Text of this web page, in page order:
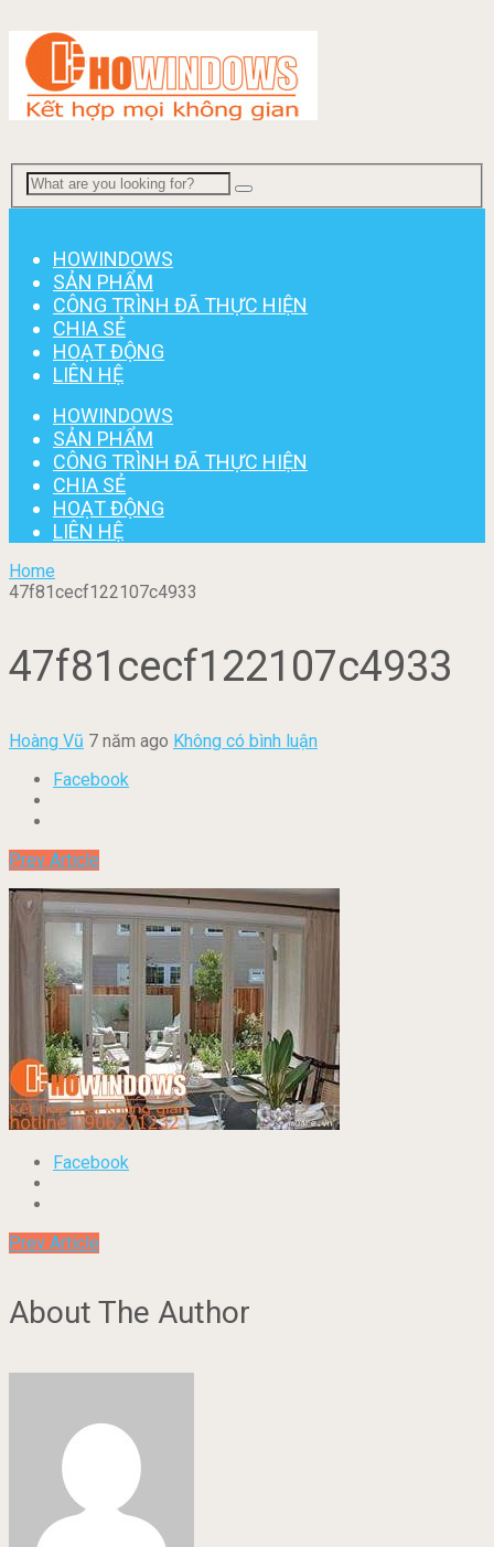
HOWINDOWS
SẢN PHẨM
CÔNG TRÌNH ĐÃ THỰC HIỆN
CHIA SẺ
HOẠT ĐỘNG
LIÊN HỆ
HOWINDOWS
SẢN PHẨM
CÔNG TRÌNH ĐÃ THỰC HIỆN
CHIA SẺ
HOẠT ĐỘNG
LIÊN HỆ
Home
47f81cecf122107c4933
47f81cecf122107c4933
Hoàng Vũ 7 năm ago Không có bình luận
Facebook
Prev Article
Facebook
Prev Article
About The Author